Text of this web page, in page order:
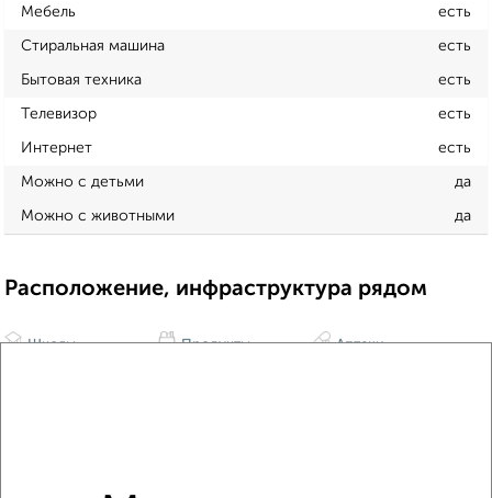
Мебель есть
Стиральная машина есть
Бытовая техника есть
Телевизор есть
Интернет есть
Можно с детьми да
Можно с животными да
Расположение, инфраструктура рядом
Школы Продукты Аптеки